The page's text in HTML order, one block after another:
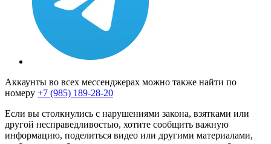
Аккаунты во всех мессенджерах можно также найти по
номеру +7 (985) 189-28-20
Если вы столкнулись с нарушениями закона, взятками или
другой несправедливостью, хотите сообщить важную
информацию, поделиться видео или другими материалами,